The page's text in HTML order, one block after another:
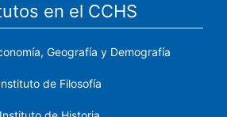
en el CCHS
Geografía y Demografía
de Filosofía